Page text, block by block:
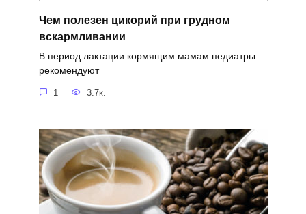
Чем полезен цикорий при грудном
вскармливании
В период лактации кормящим мамам педиатры
рекомендуют
1 3.7к.